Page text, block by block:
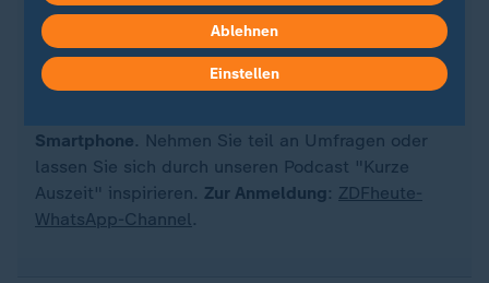
Sie wollen auf dem Laufenden bleiben? Dann sind
Sie beim ZDFheute-WhatsApp-Channel richtig. Hier
Smartphone. Nehmen Sie teil an Umfragen oder
lassen Sie sich durch unseren Podcast "Kurze
Auszeit" inspirieren. Zur Anmeldung : ZDFheute-
WhatsApp-Channel.
Ablehnen
Einstellen